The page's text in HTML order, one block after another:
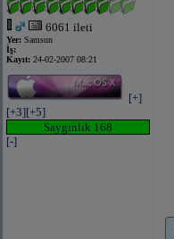
6061 ileti
Yer: Samsun
İş:
Kayıt: 24-02-2007 08:21
[+]
[+3][+5]
Saygınlık 168
[-]